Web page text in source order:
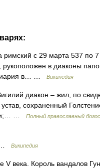
с 29 марта 537 по
рукоположен в диаконы
в… …
Википедия
диакон – жил, по
сохраненный
…
Полный православный
… Википедия
века. Король вандалов